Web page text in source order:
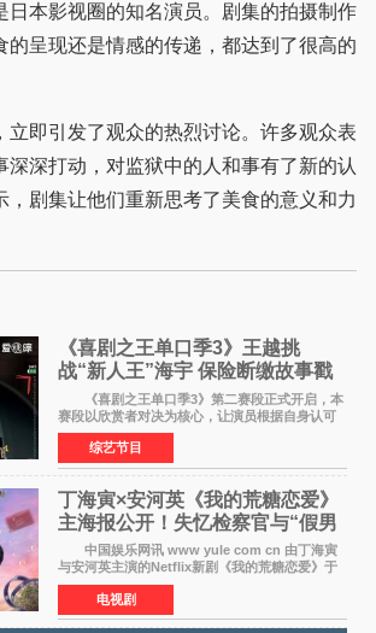
日本影视圈的知名演员。剧集的拍摄制作
的呈现还是情感的传递，都达到了很高的
即引发了观众的热烈讨论。许多观众表
深深打动，对监狱中的人和事有了新的认
，剧集让他们重新思考了美食的意义和力
《喜剧之王单口季3》王越挑
战“新人王”海宇 保险断缴故事戳
中生活痛点
《喜剧之王单口季3》第二赛段正式开启，本
赛段以欣赏者对决为核心，让演员根据自身认可
选择对手，在作品碰撞中完成一次喜剧创作者之
间的交流。这里有实力相当的正面对抗，也有老
朋友、老对手之
综艺节目
丁海寅×安河英《我的荒糖恋爱》
主海报公开！失忆检察官与“假男
友”同居罗曼史来
中国娱乐网讯 www yule com cn 由丁海寅
与安河英主演的Netflix新剧《我的荒糖恋爱》于
近日公开主海报，正式进入开播倒计时。 海
报中，两人并肩站在充满怀旧气息的九津麦芽村
街道上，丁
电视剧